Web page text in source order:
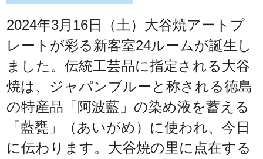
2024年3月16日（土）大谷焼アートプ
レートが彩る新客室24ルームが誕生し
ました。伝統工芸品に指定される大谷
焼は、ジャパンブルーと称される徳島
の特産品「阿波藍」の染め液を蓄える
「藍甕」（あいがめ）に使われ、今日
に伝わります。大谷焼の里に点在する